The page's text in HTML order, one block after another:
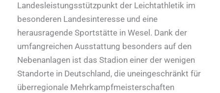
Landesleistungsstützpunkt der Leichtathletik im
besonderen Landesinteresse und eine
herausragende Sportstätte in Wesel. Dank der
umfangreichen Ausstattung besonders auf den
Nebenanlagen ist das Stadion einer der wenigen
Standorte in Deutschland, die uneingeschränkt für
überregionale Mehrkampfmeisterschaften